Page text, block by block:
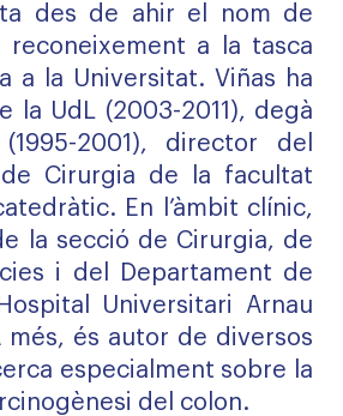
des de ahir el nom de
reconeixement a la tasca
a la Universitat. Viñas ha
la UdL (2003-2011), degà
2001), director del
de Cirurgia de la facultat
En l’àmbit clínic,
la secció de Cirurgia, de
i del Departament de
Universitari Arnau
més, és autor de diversos
especialment sobre la
del colon.